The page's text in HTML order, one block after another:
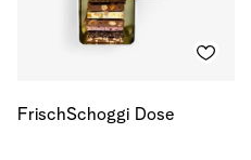
FrischSchoggi Dose